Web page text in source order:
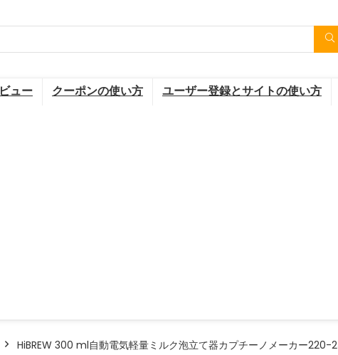
ュー クーポンの使い方 ユーザー登録とサイトの使い方
HiBREW 300 ml自動電気軽量ミルク泡立て器カプチーノメーカー